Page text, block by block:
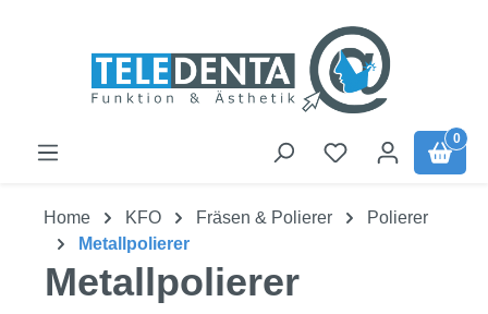
0
Home KFO Fräsen & Polierer
Polierer
Metallpolierer
Metallpolierer